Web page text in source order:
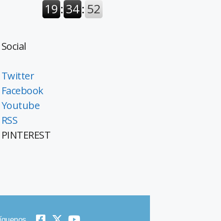
Social
Twitter
Facebook
Youtube
RSS
PINTEREST